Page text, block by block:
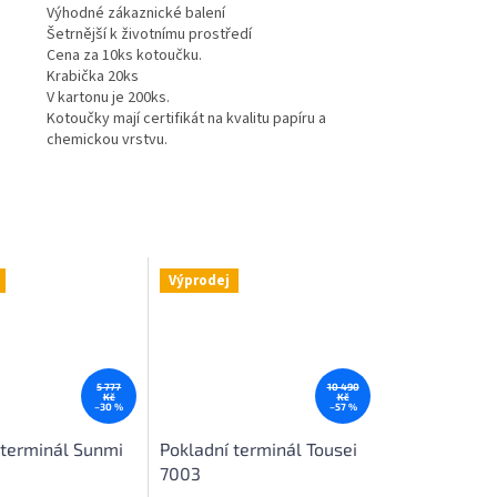
Výhodné zákaznické balení
Šetrnější k životnímu prostředí
Cena za 10ks kotoučku.
Krabička 20ks
V kartonu je 200ks.
Kotoučky mají certifikát na kvalitu papíru a
chemickou vrstvu.
5 777
Kč
–30 %
Sunmi
Výprodej
10 490
Kč
–57 %
Pokladní terminál Tousei
7003